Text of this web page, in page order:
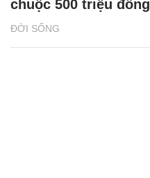
ĐỜI SỐNG
chuộc 500 triệu đồng